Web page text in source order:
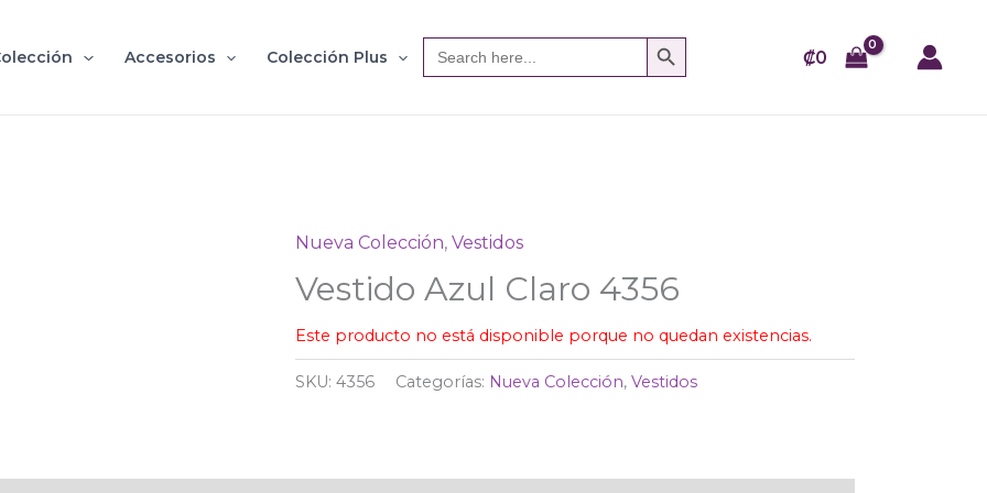
Accesorios Colección Plus
Search
for:
SEARCH BUTTON
₡0
Nueva Colección,Vestidos
Vestido Azul Claro 4356
Este producto no está disponible porque no quedan existencias.
SKU:4356 Categorías: Nueva Colección,Vestidos